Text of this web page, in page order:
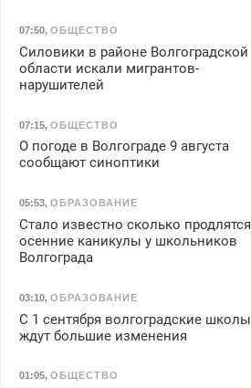
07:50, ОБЩЕСТВО
Силовики в районе Волгоградской
области искали мигрантов-
нарушителей
07:15, ОБЩЕСТВО
О погоде в Волгограде 9 августа
сообщают синоптики
05:53, ОБРАЗОВАНИЕ
Стало известно сколько продлятся
осенние каникулы у школьников
Волгограда
03:10, ОБРАЗОВАНИЕ
С 1 сентября волгоградские школы
ждут большие изменения
01:05, ОБЩЕСТВО